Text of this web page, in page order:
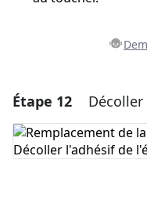
Ajouter un
Étape 12